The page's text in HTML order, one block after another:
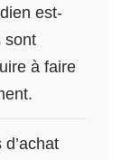
est-
sont
à faire